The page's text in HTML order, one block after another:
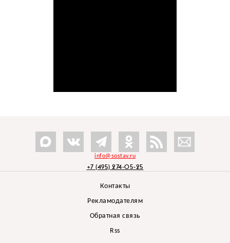
info@sostav.ru
+7 (495) 274-05-25
Контакты
Рекламодателям
Обратная связь
Rss